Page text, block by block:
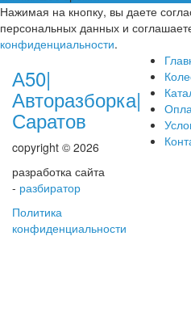
Нажимая на кнопку, вы даете
персональных данных и
конфиденциальности.
А50|
Авторазборка|
Саратов
copyright © 2026
разработка сайта
- разбиратор
Политика
конфиденциальности